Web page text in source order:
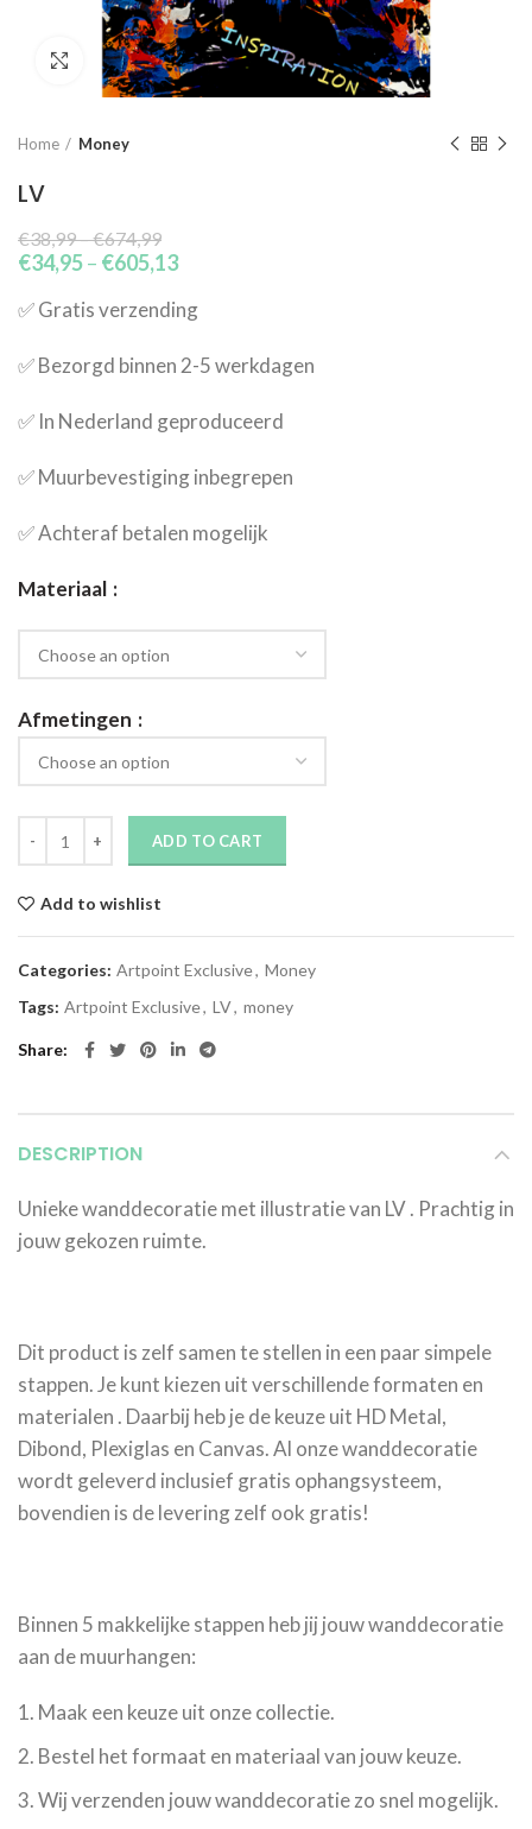
Click to enlarge
Home Money
LV
€38,99–€674,99
€34,95– €605,13
✅​ Gratis verzending
✅​ Bezorgd binnen 2-5 werkdagen
✅​ In Nederland geproduceerd
✅​ Muurbevestiging inbegrepen
✅​ Achteraf betalen mogelijk
Materiaal
Afmetingen
ADD TO CART
Add to wishlist
Categories: Artpoint Exclusive, Money
Tags: Artpoint Exclusive, LV, money
Share
DESCRIPTION
Unieke wanddecoratie met illustratie van LV . Prachtig in
jouw gekozen ruimte.
Dit product is zelf samen te stellen in een paar simpele
stappen. Je kunt kiezen uit verschillende formaten en
materialen . Daarbij heb je de keuze uit HD Metal,
Dibond, Plexiglas en Canvas. Al onze wanddecoratie
wordt geleverd inclusief gratis ophangsysteem,
bovendien is de levering zelf ook gratis!
Binnen 5 makkelijke stappen heb jij jouw wanddecoratie
aan de muurhangen:
Maak een keuze uit onze collectie.
Bestel het formaat en materiaal van jouw keuze.
Wij verzenden jouw wanddecoratie zo snel mogelijk.